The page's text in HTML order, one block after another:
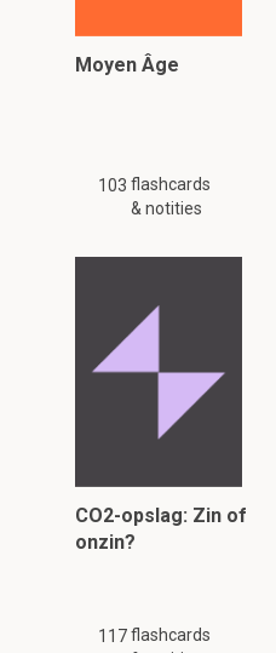
Moyen Âge
103 flashcards
& notities
CO2-opslag: Zin of
onzin?
117flashcards